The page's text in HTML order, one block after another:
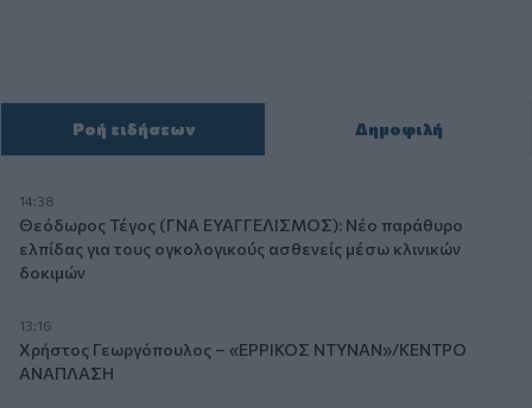
Ροή ειδήσεων Δημοφιλή
14:38
Θεόδωρος Τέγος (ΓΝΑ ΕΥΑΓΓΕΛΙΣΜΟΣ): Νέο παράθυρο
ελπίδας για τους ογκολογικούς ασθενείς μέσω κλινικών
δοκιμών
13:16
Χρήστος Γεωργόπουλος – «ΕΡΡΙΚΟΣ ΝΤΥΝΑΝ»/ΚΕΝΤΡΟ
ΑΝΑΠΛΑΣΗ